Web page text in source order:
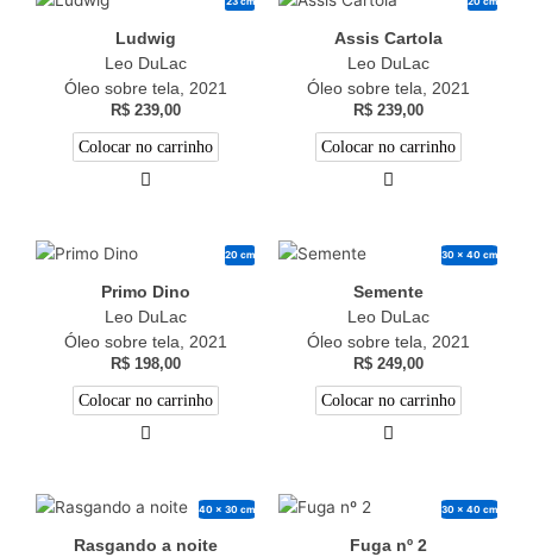
Ludwig
Leo DuLac
Óleo sobre tela, 2021
R$239,00
Colocar no carrinho
Assis Cartola
Leo DuLac
Óleo sobre tela, 2021
R$239,00
Colocar no carrinho
20 cm
Primo Dino
Leo DuLac
Óleo sobre tela, 2021
R$198,00
Colocar no carrinho
30 x 40 cm
Semente
Leo DuLac
Óleo sobre tela, 2021
R$249,00
Colocar no carrinho
40 x 30 cm
Rasgando a noite
30 x 40 cm
Fuga nº 2